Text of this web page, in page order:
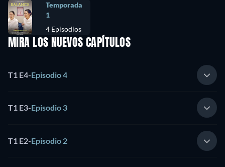
Temporada
1
4 Episodios
MIRA LOS NUEVOS CAPÍTULOS
T1 E4-Episodio 4
T1 E3-Episodio 3
T1 E2-Episodio 2